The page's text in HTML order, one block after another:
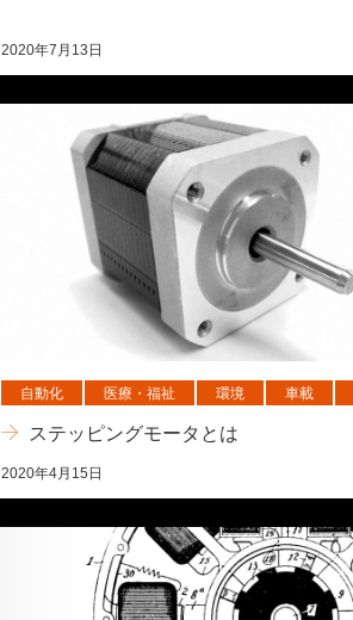
2020年7月13日
自動化 医療・福祉 環境 車載
ステッピングモータとは
2020年4月15日